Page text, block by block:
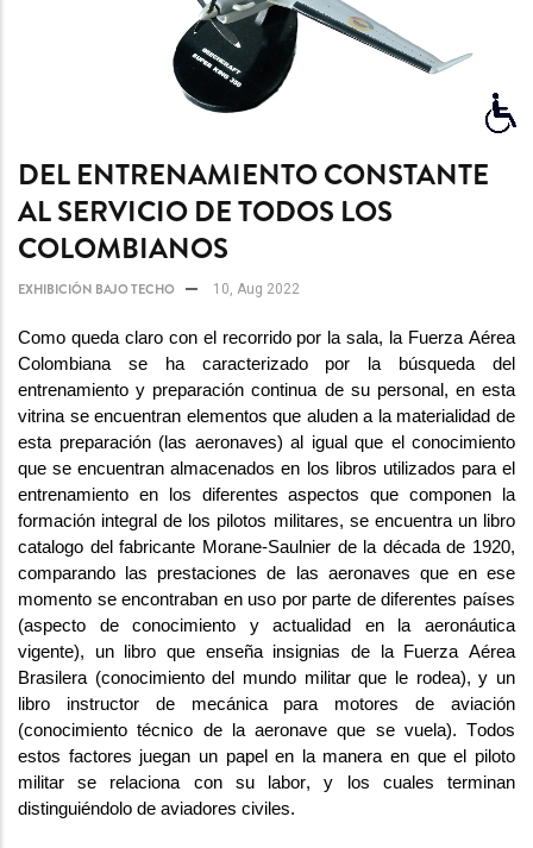
DEL ENTRENAMIENTO CONSTANTE
AL SERVICIO DE TODOS LOS
COLOMBIANOS
EXHIBICIÓN BAJO TECHO 10, Aug 2022
Como queda claro con el recorrido por la sala, la Fuerza Aérea
Colombiana se ha caracterizado por la búsqueda del
entrenamiento y preparación continua de su personal, en esta
vitrina se encuentran elementos que aluden a la materialidad de
esta preparación (las aeronaves) al igual que el conocimiento
que se encuentran almacenados en los libros utilizados para el
entrenamiento en los diferentes aspectos que componen la
formación integral de los pilotos militares, se encuentra un libro
catalogo del fabricante Morane-Saulnier de la década de 1920,
comparando las prestaciones de las aeronaves que en ese
momento se encontraban en uso por parte de diferentes países
(aspecto de conocimiento y actualidad en la aeronáutica
vigente), un libro que enseña insignias de la Fuerza Aérea
Brasilera (conocimiento del mundo militar que le rodea), y un
libro instructor de mecánica para motores de aviación
(conocimiento técnico de la aeronave que se vuela). Todos
estos factores juegan un papel en la manera en que el piloto
militar se relaciona con su labor, y los cuales terminan
distinguiéndolo de aviadores civiles.